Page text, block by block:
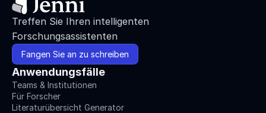
Treffen Sie Ihren intelligenten
Forschungsassistenten
Fangen Sie an zu schreiben
Anwendungsfälle
Teams & Institutionen
Für Forscher
Literaturübersicht Generator